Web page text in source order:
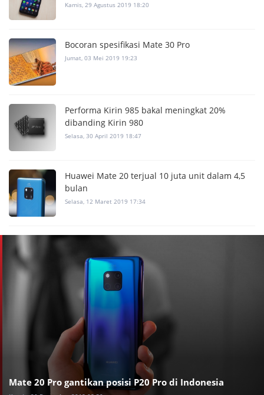
Kamis, 29 Agustus 2019 18:20
Bocoran spesifikasi Mate 30 Pro
Jumat, 03 Mei 2019 19:23
Performa Kirin 985 bakal meningkat 20%
dibanding Kirin 980
Selasa, 30 April 2019 18:47
Huawei Mate 20 terjual 10 juta unit dalam 4,5
bulan
Selasa, 12 Maret 2019 17:34
Mate 20 Pro gantikan posisi P20 Pro di Indonesia